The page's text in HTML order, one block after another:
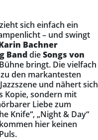
sich einfach ein
– und swingt
Bachner
BanddieSongs von
bringt. Die vielfach
den markantesten
und nähert sich
Kopie, sondern mit
Liebe zum
Knife“, „Night & Day“
hier keinen